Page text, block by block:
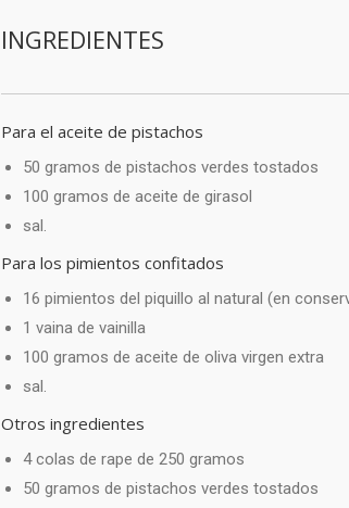
INGREDIENTES
Para el aceite de pistachos
50 gramos de pistachos verdes tostados
100 gramos de aceite de girasol
sal.
Para los pimientos confitados
16 pimientos del piquillo al natural (en
1 vaina de vainilla
100 gramos de aceite de oliva virgen extra
sal.
Otros ingredientes
4 colas de rape de 250 gramos
50 gramos de pistachos verdes tostados